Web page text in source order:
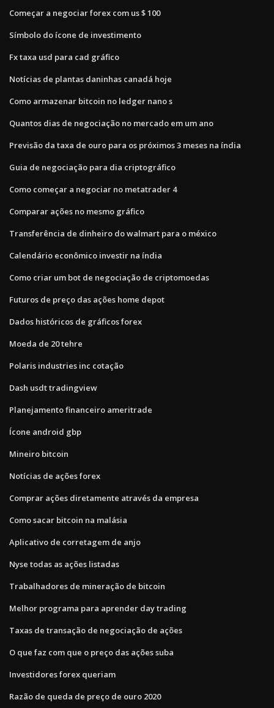
Começar a negociar forex com us $ 100
Símbolo do ícone de investimento
Fx taxa usd para cad gráfico
Notícias de plantas daninhas canadá hoje
Como armazenar bitcoin no ledger nano s
Quantos dias de negociação no mercado em um ano
Previsão da taxa de ouro para os próximos 3 meses na índia
Guia de negociação para dia criptográfico
Como começar a negociar no metatrader 4
Comparar ações no mesmo gráfico
Transferência de dinheiro do walmart para o méxico
Calendário econômico investir na índia
Como criar um bot de negociação de criptomoedas
Futuros de preço das ações home depot
Dados históricos de gráficos forex
Moeda de 20 tehre
Polaris industries inc cotação
Dash usdt tradingview
Planejamento financeiro ameritrade
Ícone android gbp
Mineiro bitcoin
Notícias de ações forex
Comprar ações diretamente através da empresa
Como sacar bitcoin na malásia
Aplicativo de corretagem de anjo
Nyse todas as ações listadas
Trabalhadores de mineração de bitcoin
Melhor programa para aprender day trading
Taxas de transação de negociação de ações
O que faz com que o preço das ações suba
Investidores forex queriam
Razão de queda de preço de ouro 2020